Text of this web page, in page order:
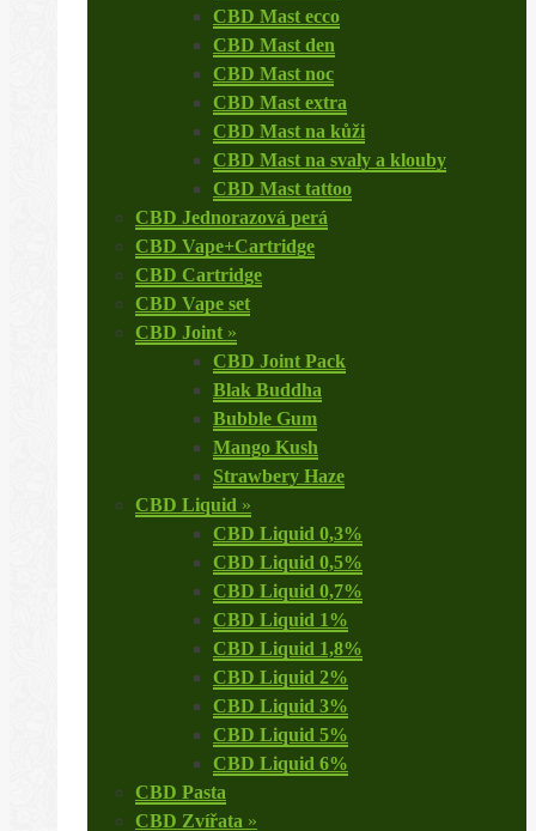
CBD Mast ecco
CBD Mast den
CBD Mast noc
CBD Mast extra
CBD Mast na kůži
CBD Mast na svaly a klouby
CBD Mast tattoo
CBD Jednorazová perá
CBD Vape+Cartridge
CBD Cartridge
CBD Vape set
CBD Joint »
CBD Joint Pack
Blak Buddha
Bubble Gum
Mango Kush
Strawbery Haze
CBD Liquid »
CBD Liquid 0,3%
CBD Liquid 0,5%
CBD Liquid 0,7%
CBD Liquid 1%
CBD Liquid 1,8%
CBD Liquid 2%
CBD Liquid 3%
CBD Liquid 5%
CBD Liquid 6%
CBD Pasta
CBD Zvířata »